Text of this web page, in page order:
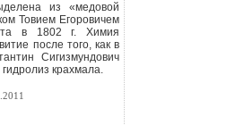
из «медовой
Товием Егоровичем
в 1802 г. Химия
после того, как в
Сигизмундович
крахмала.